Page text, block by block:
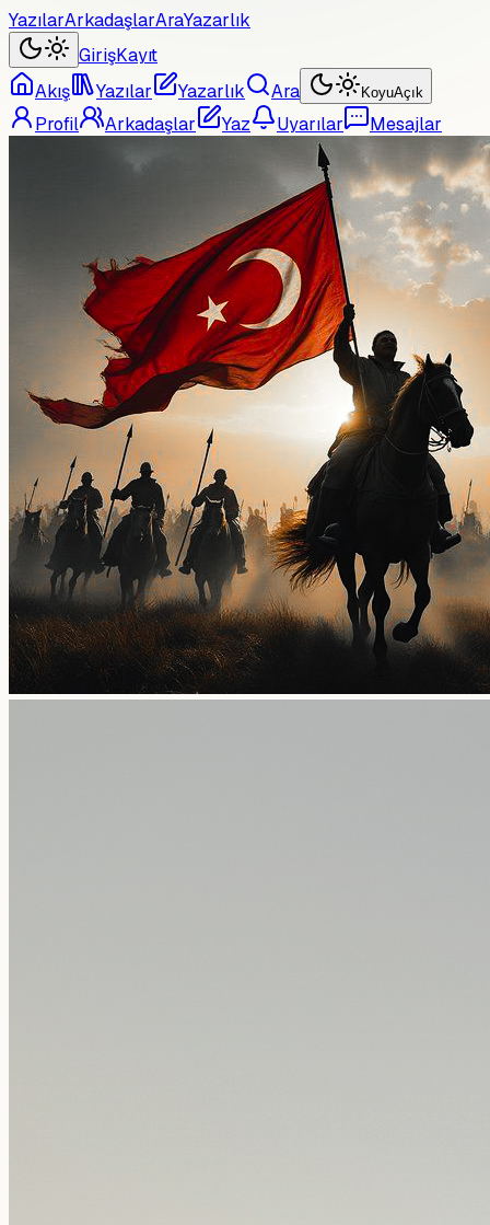
YazılarArkadaşlarAraYazarlık
GirişKayıt
Akış
Yazılar Yazarlık Ara KoyuAçık
Profil Arkadaşlar Yaz Uyarılar Mesajlar